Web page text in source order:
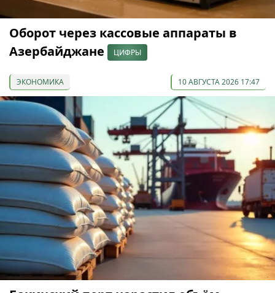
Оборот через кассовые аппараты в
Азербайджане
ЦИФРЫ
ЭКОНОМИКА 10 АВГУСТА 2026 17:47